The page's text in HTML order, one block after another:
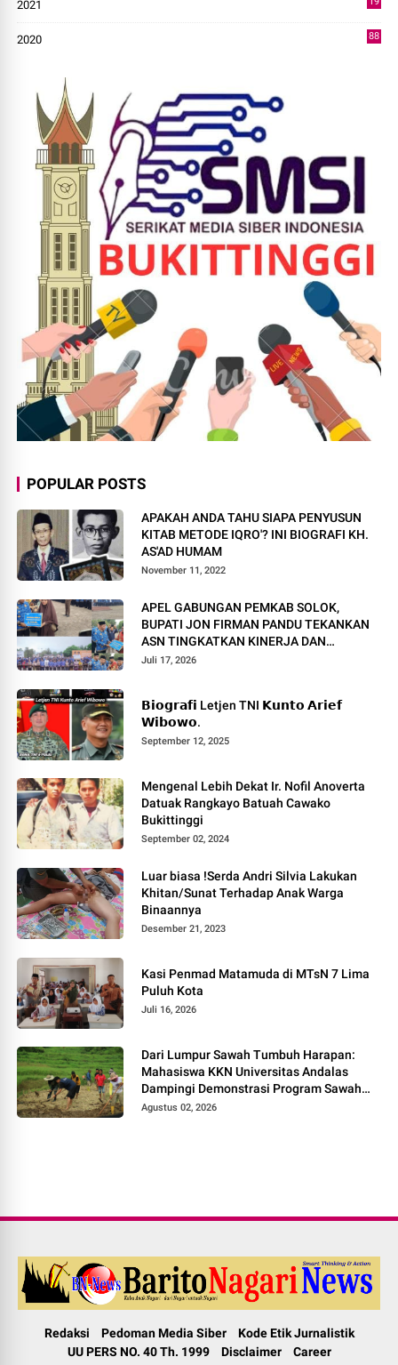
2021
2020
88
POPULAR POSTS
APAKAH ANDA TAHU SIAPA PENYUSUN
KITAB METODE IQRO'? INI BIOGRAFI KH.
AS'AD HUMAM
November 11, 2022
APEL GABUNGAN PEMKAB SOLOK,
BUPATI JON FIRMAN PANDU TEKANKAN
ASN TINGKATKAN KINERJA DAN
PELAYANAN MASYARAKAT.
Juli 17, 2026
𝗕𝗶𝗼𝗴𝗿𝗮𝗳𝗶 Letjen TNI 𝗞𝘂𝗻𝘁𝗼 𝗔𝗿𝗶𝗲𝗳
𝗪𝗶𝗯𝗼𝘄𝗼.
September 12, 2025
Mengenal Lebih Dekat Ir. Nofil Anoverta
Datuak Rangkayo Batuah Cawako
Bukittinggi
September 02, 2024
Luar biasa !Serda Andri Silvia Lakukan
Khitan/Sunat Terhadap Anak Warga
Binaannya
Desember 21, 2023
Kasi Penmad Matamuda di MTsN 7 Lima
Puluh Kota
Juli 16, 2026
Dari Lumpur Sawah Tumbuh Harapan:
Mahasiswa KKN Universitas Andalas
Dampingi Demonstrasi Program Sawah
Pokok Murah di Jorong Bayua
Agustus 02, 2026
Redaksi Pedoman Media Siber
Kode Etik Jurnalistik
UU PERS NO. 40 Th. 1999
Disclaimer Career